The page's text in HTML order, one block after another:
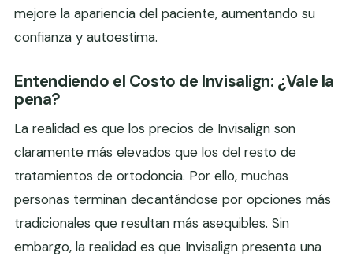
mejore la apariencia del paciente, aumentando su
confianza y autoestima.
Entendiendo el Costo de Invisalign: ¿Vale la
pena?
La realidad es que los precios de Invisalign son
claramente más elevados que los del resto de
tratamientos de ortodoncia. Por ello, muchas
personas terminan decantándose por opciones más
tradicionales que resultan más asequibles. Sin
embargo, la realidad es que Invisalign presenta una